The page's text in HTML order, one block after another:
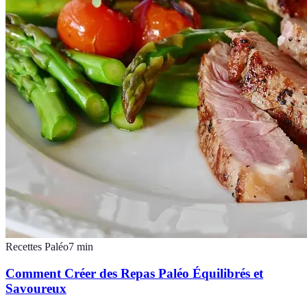
Recettes Paléo7 min
Comment Créer des Repas Paléo Équilibrés et
Savoureux